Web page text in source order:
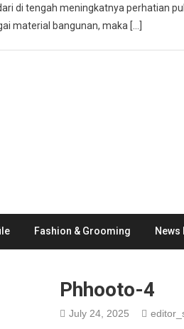
di tengah meningkatnya perhatian
material bangunan, maka […]
Fashion & Grooming News
Phhooto-4
July 24, 2025